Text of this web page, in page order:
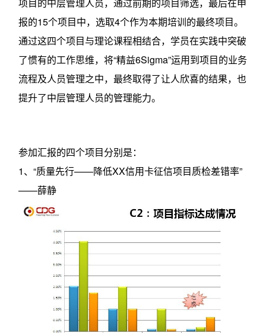
报的15个项目中，选取4个作为本期培训的最终项目。
通过这四个项目与理论课程相结合，学员在实践中突破
了惯有的工作思维，将“精益6Sigma”运用到项目的业务
流程及人员管理之中，最终取得了让人欣喜的结果，也
提升了中层管理人员的管理能力。
参加汇报的四个项目分别是：
1、“质量先行——降低XX信用卡征信项目质检差错率”
——薛静